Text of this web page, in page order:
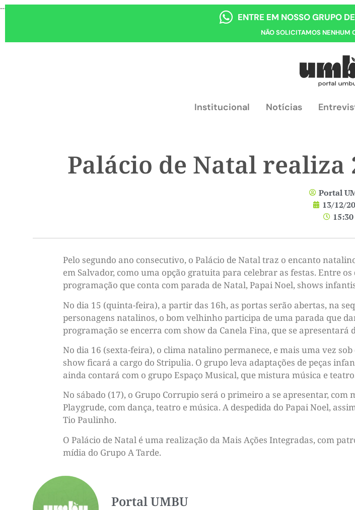
...
ENTRE EM NOSSO GRUPO
NÃO SOLICITAMOS NENHUM
Institucional Notícias
Palácio de Natal realiza
Portal
13/12/
15:30
Pelo segundo ano consecutivo, o Palácio de Natal traz o encanto
em Salvador, como uma opção gratuita para celebrar as festas. Entre
programação que conta com parada de Natal, Papai Noel, shows
No dia 15 (quinta-feira), a partir das 16h, as portas serão abertas, na
personagens natalinos, o bom velhinho participa de uma parada que
programação se encerra com show da Canela Fina, que se
No dia 16 (sexta-feira), o clima natalino permanece, e mais uma vez
show ficará a cargo do Stripulia. O grupo leva adaptações de peças
ainda contará com o grupo Espaço Musical, que mistura música e
No sábado (17), o Grupo Corrupio será o primeiro a se apresentar,
Playgrude, com dança, teatro e música. A despedida do Papai Noel,
Tio Paulinho.
O Palácio de Natal é uma realização da Mais Ações Integradas, com
mídia do Grupo A Tarde.
Portal UMBU